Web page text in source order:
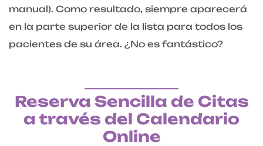
manual). Como resultado, siempre aparecerá
en la parte superior de la lista para todos los
pacientes de su área. ¿No es fantástico?
Reserva Sencilla de Citas
a través del Calendario
Online